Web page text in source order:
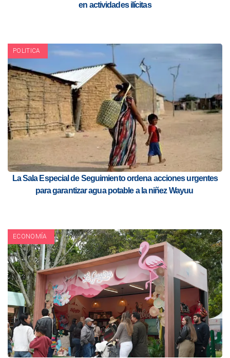
en actividades ilícitas
POLITICA
La Sala Especial de Seguimiento ordena acciones urgentes
para garantizar agua potable a la niñez Wayuu
ECONOMÍA